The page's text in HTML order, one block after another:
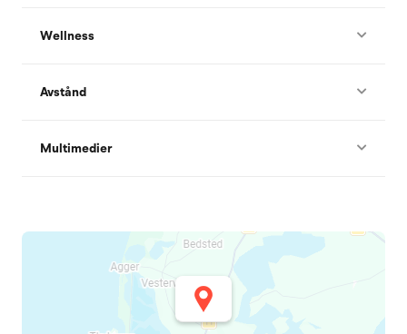
Wellness
Avstånd
Multimedier